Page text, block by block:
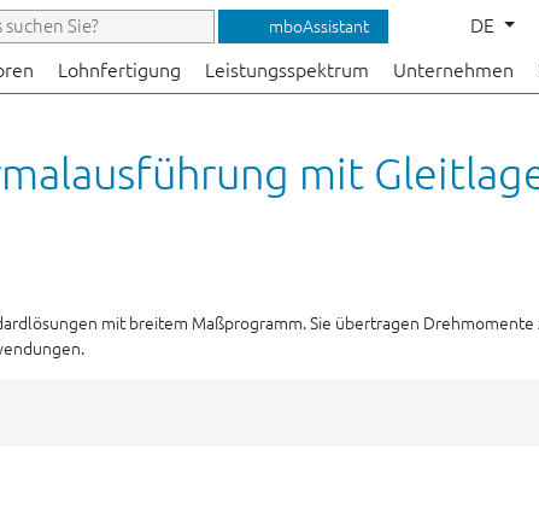
mboAssistant DE
Lohnfertigung Leistungsspektrum Unternehmen
mit
mit breitem Maßprogramm. Sie übertragen Drehmomente